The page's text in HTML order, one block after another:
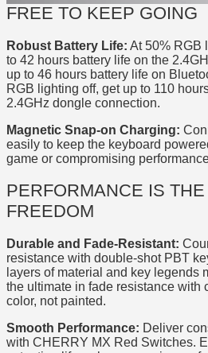
FREE TO KEEP GOING
Robust Battery Life: At 50% RGB
to 42 hours battery life on the
up to 46 hours battery life on
RGB lighting off, get up to 110
2.4GHz dongle connection.
Magnetic Snap-on Charging:
easily to keep the keyboard
game or compromising
PERFORMANCE IS THE
FREEDOM
Durable and Fade-Resistant:
resistance with double-shot PBT
layers of material and key legends
the ultimate in fade resistance with
color, not painted.
Smooth Performance: Deliver
with CHERRY MX Red Switches.